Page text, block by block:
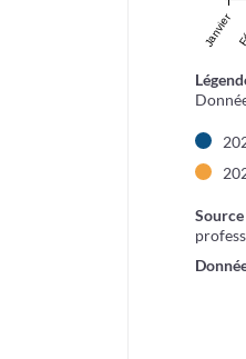
Janvier
Source